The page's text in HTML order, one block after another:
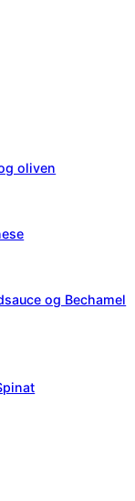
oliven
og Bechamel